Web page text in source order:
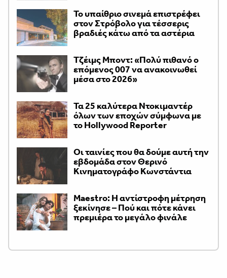
Το υπαίθριο σινεμά επιστρέφει
στον Στρόβολο για τέσσερις
βραδιές κάτω από τα αστέρια
Τζέιμς Μποντ: «Πολύ πιθανό ο
επόμενος 007 να ανακοινωθεί
μέσα στο 2026»
Τα 25 καλύτερα Ντοκιμαντέρ
όλων των εποχών σύμφωνα με
το Hollywood Reporter
Οι ταινίες που θα δούμε αυτή την
εβδομάδα στον Θερινό
Κινηματογράφο Κωνστάντια
Maestro: Η αντίστροφη μέτρηση
ξεκίνησε – Πού και πότε κάνει
πρεμιέρα το μεγάλο φινάλε